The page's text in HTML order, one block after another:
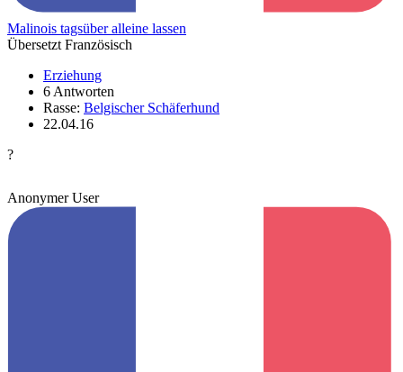
Malinois tagsüber alleine lassen
Übersetzt Französisch
Erziehung
6 Antworten
Rasse: Belgischer Schäferhund
22.04.16
?
Anonymer User